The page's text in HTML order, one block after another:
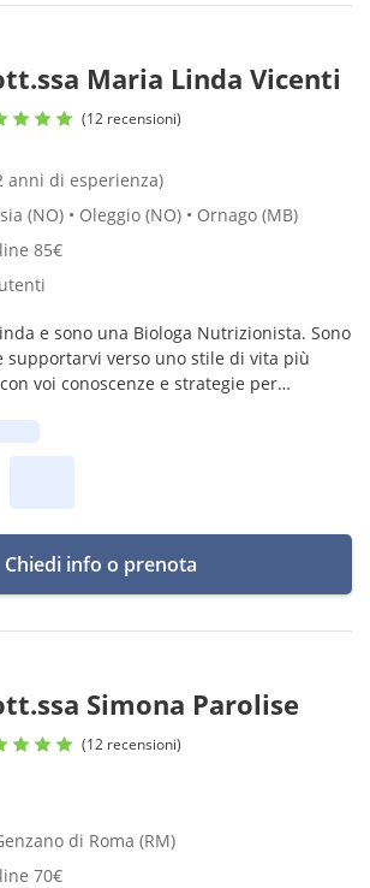
Maria Linda Vicenti
(12 recensioni)
anni di esperienza)
(NO) • Oleggio (NO) • Ornago (MB)
85€
e sono una Biologa Nutrizionista. Sono
supportarvi verso uno stile di vita più
voi conoscenze e strategie per
Chiedi info o prenota
Simona Parolise
(12 recensioni)
di Roma (RM)
70€